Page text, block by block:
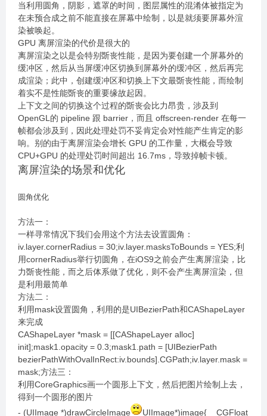
当利用圆角，阴影，遮罩的时间，图层属性的混淆体被指定为
在未预合成之前不能直接在屏幕中绘制，以是就须要屏幕外渲
染被唤起。
GPU 离屏渲染的代价是很大的
离屏渲染之以是会特别斲丧性能，是因为要创建一个屏幕外的
缓冲区，然后从当屏缓冲区切换到屏幕外的缓冲区，然后再完
成渲染；此中，创建缓冲区和切换上下文最斲丧性能，而绘制
着实不是性能斲丧的重要缘故起因。
上下文之间的切换这个过程的斲丧会比力昂贵，涉及到
OpenGL的 pipeline 跟 barrier，而且 offscreen-render 在每一
帧都会涉及到，因此处理处罚不妥肯定会对性能产生肯定的影
响。别的由于离屏渲染会增长 GPU 的工作量，大概会导致
CPU+GPU 的处理处罚时间超出 16.7ms，导致掉帧卡顿。
离屏渲染的场景和优化
圆角优化
方法一：
一样寻常情况下我们会用这个方法去设置圆角：
iv.layer.cornerRadius = 30;iv.layer.masksToBounds = YES;利
用cornerRadius举行切圆角，在iOS9之前会产生离屏渲染，比
力斲丧性能，而之后体系做了优化，则不会产生离屏渲染，但
是利用最简单
方法二：
利用mask设置圆角，利用的是UIBezierPath和CAShapeLayer
来完成
CAShapeLayer *mask = [[CAShapeLayer alloc]
init];mask1.opacity = 0.3;mask1.path = [UIBezierPath
bezierPathWithOvalInRect:iv.bounds].CGPath;iv.layer.mask =
mask;方法三：
利用CoreGraphics画一个圆形上下文，然后把图片绘制上去，
得到一个圆形的图片
- (UIImage *)drawCircleImage
UIImage*)image{ CGFloat